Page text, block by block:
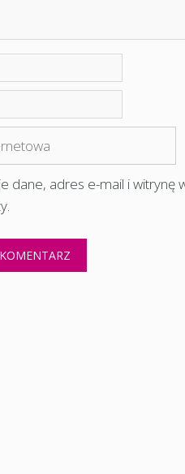
dane, adres e-mail i witrynę